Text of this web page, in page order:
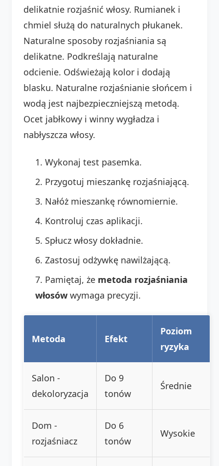
delikatnie rozjaśnić włosy. Rumianek i
chmiel służą do naturalnych płukanek.
Naturalne sposoby rozjaśniania są
delikatne. Podkreślają naturalne
odcienie. Odświeżają kolor i dodają
blasku. Naturalne rozjaśnianie słońcem i
wodą jest najbezpieczniejszą metodą.
Ocet jabłkowy i winny wygładza i
nabłyszcza włosy.
Wykonaj test pasemka.
Przygotuj mieszankę rozjaśniającą.
Nałóż mieszankę równomiernie.
Kontroluj czas aplikacji.
Spłucz włosy dokładnie.
Zastosuj odżywkę nawilżającą.
Pamiętaj, że metoda rozjaśniania
włosów wymaga precyzji.
Metoda Efekt
Poziom
ryzyka
Salon -
dekoloryzacja
Do 9
tonów
Średnie
Dom -
rozjaśniacz
Do 6
tonów
Wysokie